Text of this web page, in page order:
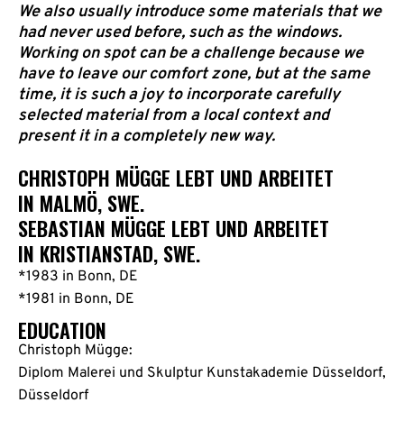
We also usually introduce some materials that we
had never used before, such as the windows.
Working on spot can be a challenge because we
have to leave our comfort zone, but at the same
time, it is such a joy to incorporate carefully
selected material from a local context and
present it in a completely new way.
CHRISTOPH MÜGGE LEBT UND ARBEITET
IN MALMÖ, SWE.
SEBASTIAN MÜGGE LEBT UND ARBEITET
IN KRISTIANSTAD, SWE.
*1983 in Bonn, DE
*1981 in Bonn, DE
EDUCATION
Christoph Mügge:
Diplom Malerei und Skulptur Kunstakademie Düsseldorf,
Düsseldorf